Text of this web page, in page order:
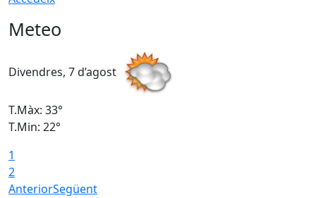
Meteo
Divendres, 7 d’agost
T.Màx: 33°
T.Min: 22°
1
2
AnteriorSegüent